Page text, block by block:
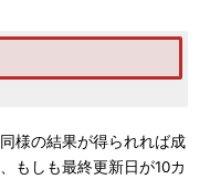
様の結果が得られれば成
もしも最終更新日が10カ